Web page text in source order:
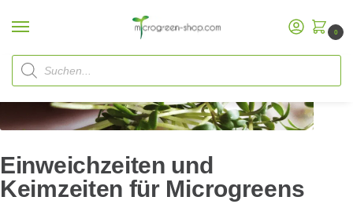
0
Start FAQ / Einweichzeiten und Keimzeiten für Microgreens
Einweichzeiten und
Keimzeiten für Microgreens